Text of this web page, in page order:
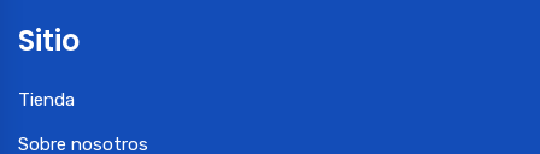
Sitio
Tienda
Sobre nosotros